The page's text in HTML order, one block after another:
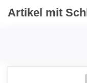
Artikel mit